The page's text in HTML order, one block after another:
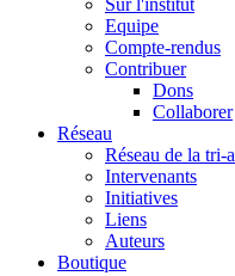
Equipe
Compte-rendus
Contribuer
Dons
Collaborer
Réseau
Réseau de la tri-
Intervenants
Initiatives
Liens
Auteurs
Boutique